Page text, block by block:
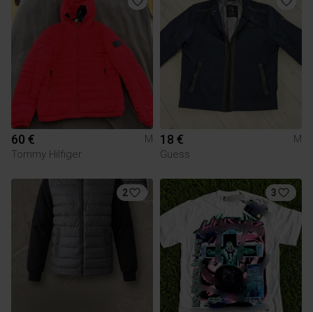
60 €
M
Tommy Hilfiger
18 €
M
Guess
2 3